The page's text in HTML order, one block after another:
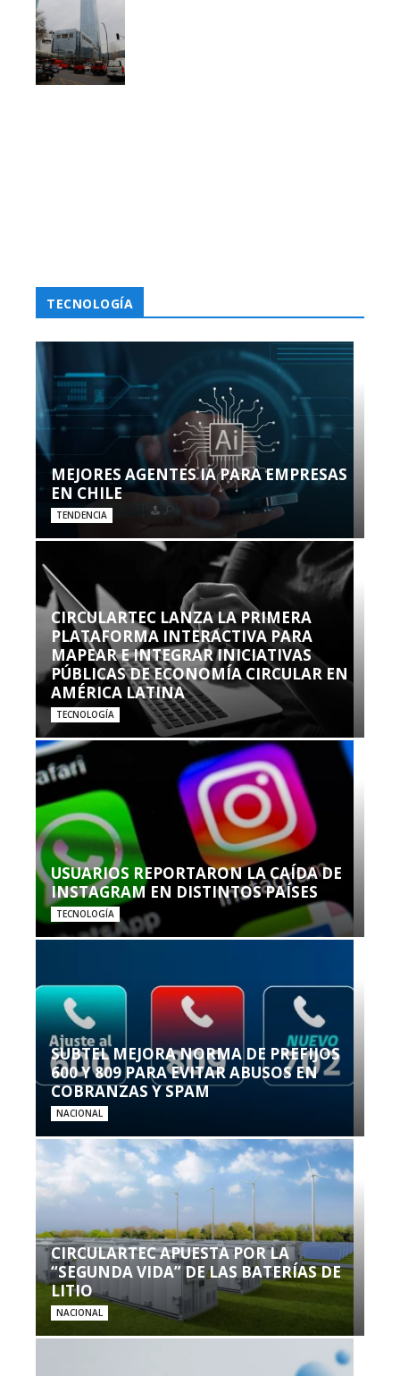
TECNOLOGÍA
MEJORES AGENTES IA PARA EMPRESAS
EN CHILE
TENDENCIA
CIRCULARTEC LANZA LA PRIMERA
PLATAFORMA INTERACTIVA PARA
MAPEAR E INTEGRAR INICIATIVAS
PÚBLICAS DE ECONOMÍA CIRCULAR EN
AMÉRICA LATINA
TECNOLOGÍA
USUARIOS REPORTARON LA CAÍDA DE
INSTAGRAM EN DISTINTOS PAÍSES
TECNOLOGÍA
SUBTEL MEJORA NORMA DE PREFIJOS
600 Y 809 PARA EVITAR ABUSOS EN
COBRANZAS Y SPAM
NACIONAL
CIRCULARTEC APUESTA POR LA
“SEGUNDA VIDA” DE LAS BATERÍAS DE
LITIO
NACIONAL